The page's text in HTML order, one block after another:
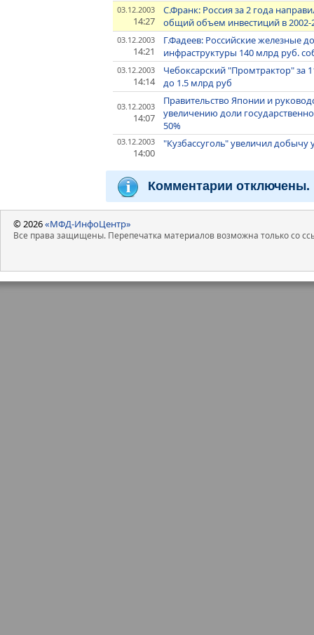
03.12.2003
14:27
С.Франк: Россия за 2 года
общий объем инвестиций в 2002-
03.12.2003
14:21
Г.Фадеев: Российские железные
инфраструктуры 140 млрд руб.
03.12.2003
14:14
Чебоксарский "Промтрактор" за
до 1.5 млрд руб
03.12.2003
14:07
Правительство Японии и
увеличению доли
50%
03.12.2003
14:00
"Кузбассуголь" увеличил добычу
Комментарии отключены.
© 2026«МФД-ИнфоЦентр»
Все права защищены. Перепечатка материалов возможна только со